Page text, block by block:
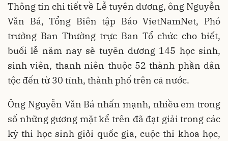
Thông tin chi tiết về Lễ tuyên dương, ông Nguyễn
Văn Bá, Tổng Biên tập Báo VietNamNet, Phó
trưởng Ban Thường trực Ban Tổ chức cho biết,
buổi lễ năm nay sẽ tuyên dương 145 học sinh,
sinh viên, thanh niên thuộc 52 thành phần dân
tộc đến từ 30 tỉnh, thành phố trên cả nước.
Ông Nguyễn Văn Bá nhấn mạnh, nhiều em trong
số những gương mặt kể trên đã đạt giải trong các
kỳ thi học sinh giỏi quốc gia, cuộc thi khoa học,